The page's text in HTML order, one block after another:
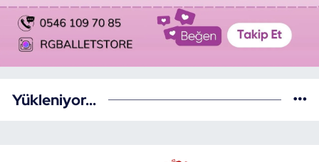
Yükleniyor...